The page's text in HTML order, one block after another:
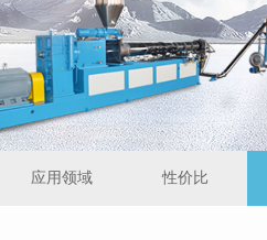
应用领域 性价比